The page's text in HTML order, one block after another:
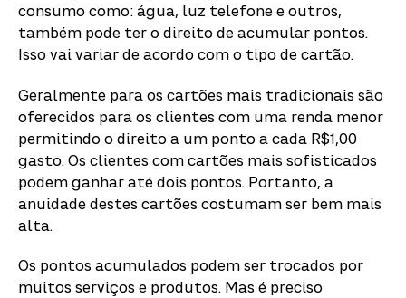
consumo como: água, luz telefone e outros,
também pode ter o direito de acumular pontos.
Isso vai variar de acordo com o tipo de cartão.
Geralmente para os cartões mais tradicionais são
oferecidos para os clientes com uma renda menor
permitindo o direito a um ponto a cada R$1,00
gasto. Os clientes com cartões mais sofisticados
podem ganhar até dois pontos. Portanto, a
anuidade destes cartões costumam ser bem mais
alta.
Os pontos acumulados podem ser trocados por
muitos serviços e produtos. Mas é preciso